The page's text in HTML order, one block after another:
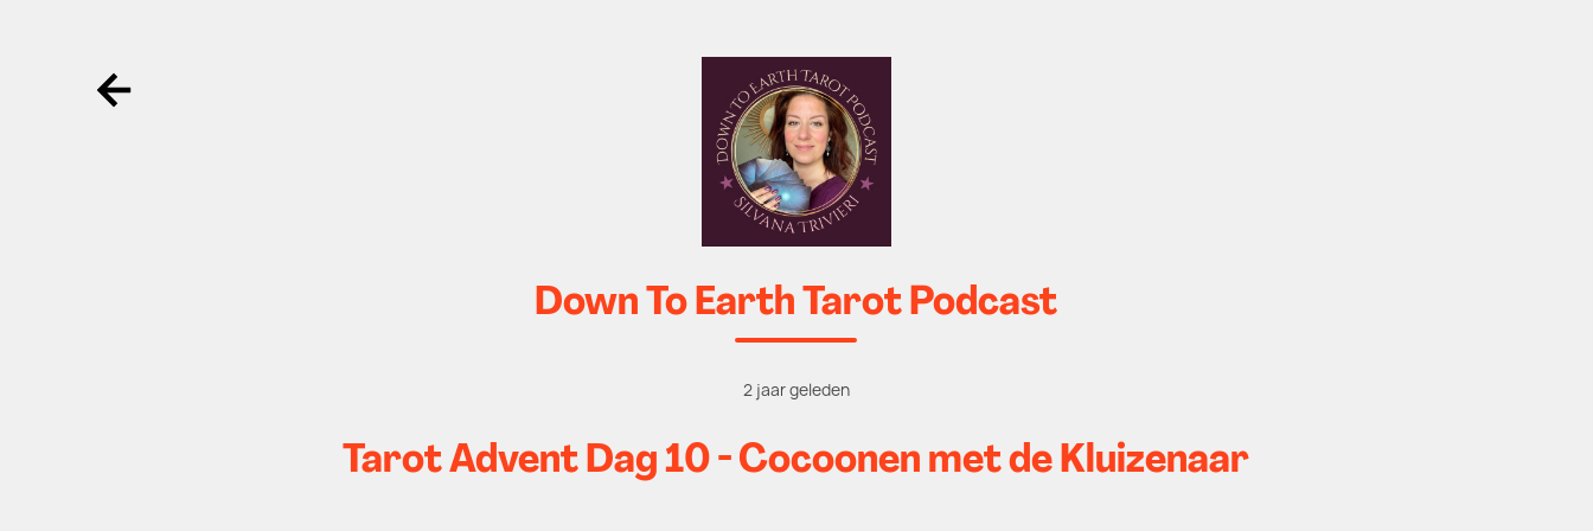
Ga terug
Down To Earth Tarot Podcast
2 jaar geleden
Tarot Advent Dag 10 - Cocoonen met de Kluizenaar